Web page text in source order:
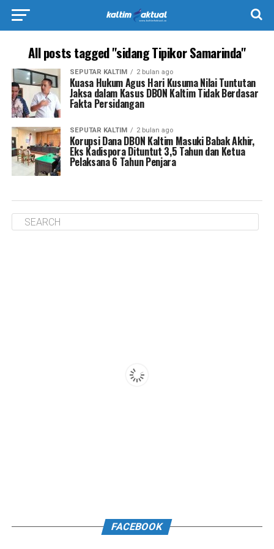
All posts tagged "sidang Tipikor Samarinda"
SEPUTAR KALTIM 2 bulan ago
Kuasa Hukum Agus Hari Kusuma Nilai Tuntutan
Jaksa dalam Kasus DBON Kaltim Tidak Berdasar
Fakta Persidangan
SEPUTAR KALTIM 2 bulan ago
Korupsi Dana DBON Kaltim Masuki Babak Akhir,
Eks Kadispora Dituntut 3,5 Tahun dan Ketua
Pelaksana 6 Tahun Penjara
FACEBOOK